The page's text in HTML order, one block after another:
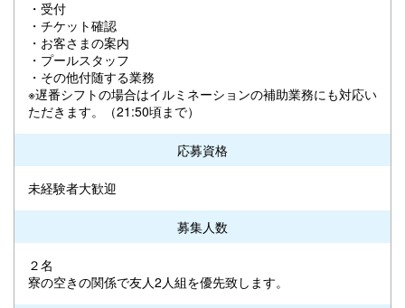
・受付
・チケット確認
・お客さまの案内
・プールスタッフ
・その他付随する業務
※遅番シフトの場合はイルミネーションの補助業務にも対応い
ただきます。（21:50頃まで）
応募資格
未経験者大歓迎
募集人数
２名
寮の空きの関係で友人2人組を優先致します。